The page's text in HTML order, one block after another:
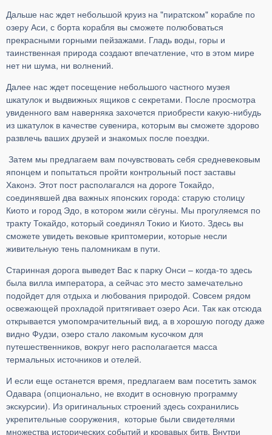
Дальше нас ждет небольшой круиз на "пиратском" корабле по
озеру Аси, с борта корабля вы сможете полюбоваться
прекрасными горными пейзажами. Гладь воды, горы и
таинственная природа создают впечатление, что в этом мире
нет ни шума, ни волнений.
Далее нас ждет посещение небольшого частного музея
шкатулок и выдвижных ящиков с секретами. После просмотра
увиденного вам наверняка захочется приобрести какую-нибудь
из шкатулок в качестве сувенира, которым вы сможете здорово
развлечь ваших друзей и знакомых после поездки.
Затем мы предлагаем вам почувствовать себя средневековым
японцем и попытаться пройти контрольный пост заставы
Хаконэ. Этот пост располагался на дороге Токайдо,
соединявшей два важных японских города: старую столицу
Киото и город Эдо, в котором жили сёгуны. Мы прогуляемся по
тракту Токайдо, который соединял Токио и Киото. Здесь вы
сможете увидеть вековые криптомерии, которые несли
живительную тень паломникам в пути.
Старинная дорога выведет Вас к парку Онси – когда-то здесь
была вилла императора, а сейчас это место замечательно
подойдет для отдыха и любования природой. Совсем рядом
освежающей прохладой притягивает озеро Аси. Так как отсюда
открывается умопомрачительный вид, а в хорошую погоду даже
видно Фудзи, озеро стало лакомым кусочком для
путешественников, вокруг него располагается масса
термальных источников и отелей.
И если еще останется время, предлагаем вам посетить замок
Одавара (опционально, не входит в основную программу
экскурсии). Из оригинальных строений здесь сохранились
укрепительные сооружения, которые были свидетелями
множества исторических событий и кровавых битв. Внутри